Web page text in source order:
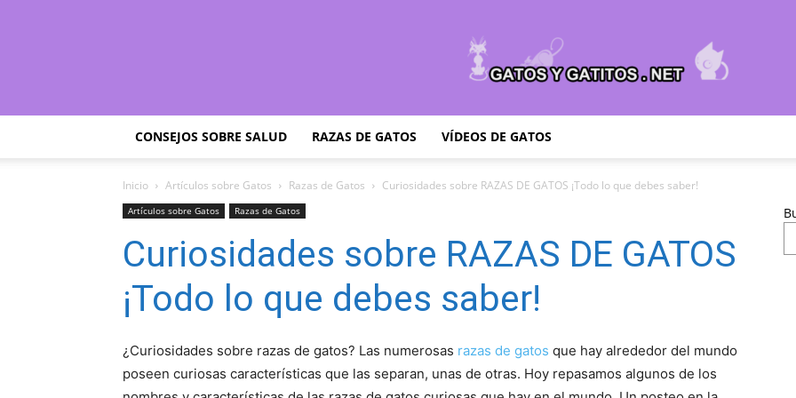
Gatitos
–
CONSEJOS SOBRE SALUD RAZAS DE GATOS VÍDEOS DE GATOS
Inicio Artículos sobre Gatos Razas de Gatos Curiosidades sobre RAZAS DE GATOS ¡Todo lo que debes saber!
Artículos sobre Gatos Razas de Gatos
Curiosidades sobre RAZAS DE GATOS
¡Todo lo que debes saber!
¿Curiosidades sobre razas de gatos? Las numerosas razas de gatos que hay alrededor del mundo
poseen curiosas características que las separan, unas de otras. Hoy repasamos algunos de los